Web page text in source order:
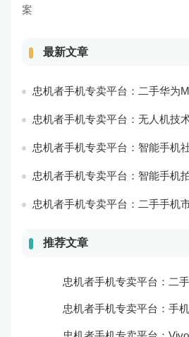
案
最新文章
忠机者手机专卖平台：二手华为Mate 40 Pro市
忠机者手机专卖平台：无人机技术将推动物流行
忠机者手机专卖平台：智能手机
忠机者手机专卖平台：智能手机拍照技术将不断升级，成为
忠机者手机专卖平台：二手手机市场开展智能化运营，优
推荐文章